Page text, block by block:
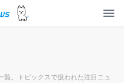
覧。トピックスで扱われた注目ニュ